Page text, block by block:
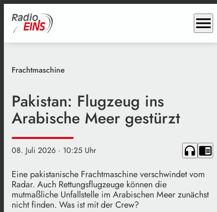
menu
Frachtmaschine
Pakistan: Flugzeug ins
Arabische Meer gestürzt
08. Juli 2026 · 10:25 Uhr headphones chrome_reader_mode
Eine pakistanische Frachtmaschine verschwindet vom
Radar. Auch Rettungsflugzeuge können die
mutmaßliche Unfallstelle im Arabischen Meer zunächst
nicht finden. Was ist mit der Crew?